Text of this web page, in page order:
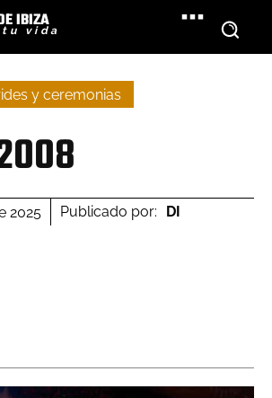
IBIZA
vida
y ceremonias
2025 Publicado por: DI